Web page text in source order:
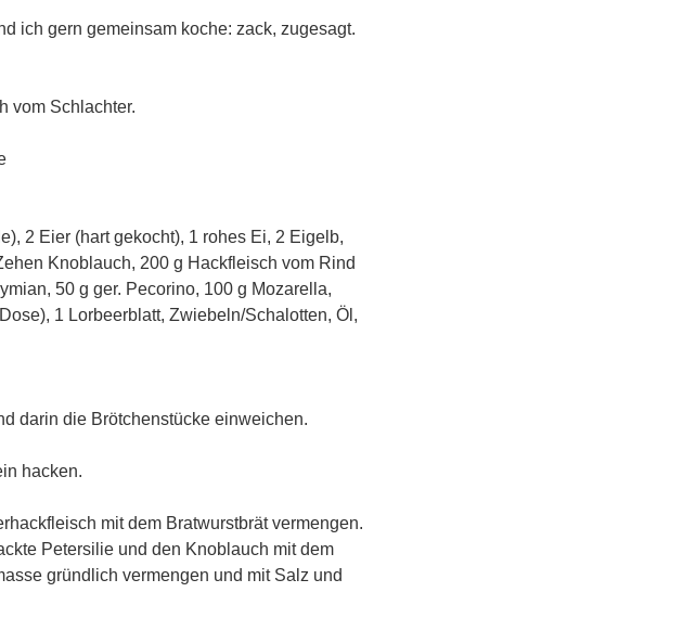
ich gern gemeinsam koche: zack, zugesagt.
vom Schlachter.
2 Eier (hart gekocht), 1 rohes Ei, 2 Eigelb,
Knoblauch, 200 g Hackfleisch vom Rind
50 g ger. Pecorino, 100 g Mozarella,
1 Lorbeerblatt, Zwiebeln/Schalotten, Öl,
darin die Brötchenstücke einweichen.
hacken.
mit dem Bratwurstbrät vermengen.
Petersilie und den Knoblauch mit dem
gründlich vermengen und mit Salz und